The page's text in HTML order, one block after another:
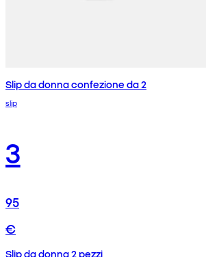
Slip da donna confezione da 2
slip
3
95
€
Slip da donna 2 pezzi